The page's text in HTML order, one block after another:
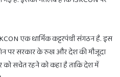
एक धार्मिक कट्टरपंथी संगठन है. इस
पर सरकार के रुख और देश की मौजूदा
को सचेत रहने को कहा है ताकि देश में